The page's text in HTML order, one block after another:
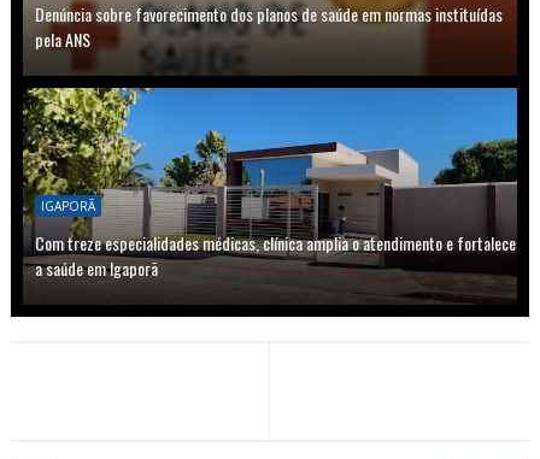
Denúncia sobre favorecimento dos planos de saúde em normas instituídas
pela ANS
IGAPORÃ
Com treze especialidades médicas, clínica amplia o atendimento e fortalece
a saúde em Igaporã